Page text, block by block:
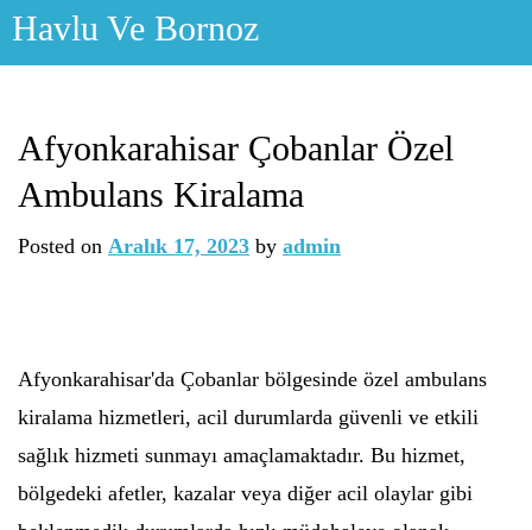
Skip
Havlu Ve Bornoz
Afyonkarahisar Çobanlar Özel
Ambulans Kiralama
Posted on Aralık 17, 2023 by admin
Afyonkarahisar'da Çobanlar bölgesinde özel ambulans
kiralama hizmetleri, acil durumlarda güvenli ve etkili
sağlık hizmeti sunmayı amaçlamaktadır. Bu hizmet,
bölgedeki afetler, kazalar veya diğer acil olaylar gibi